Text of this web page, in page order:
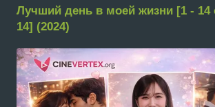
Лучший день в моей жизни [1 - 14
14] (2024)